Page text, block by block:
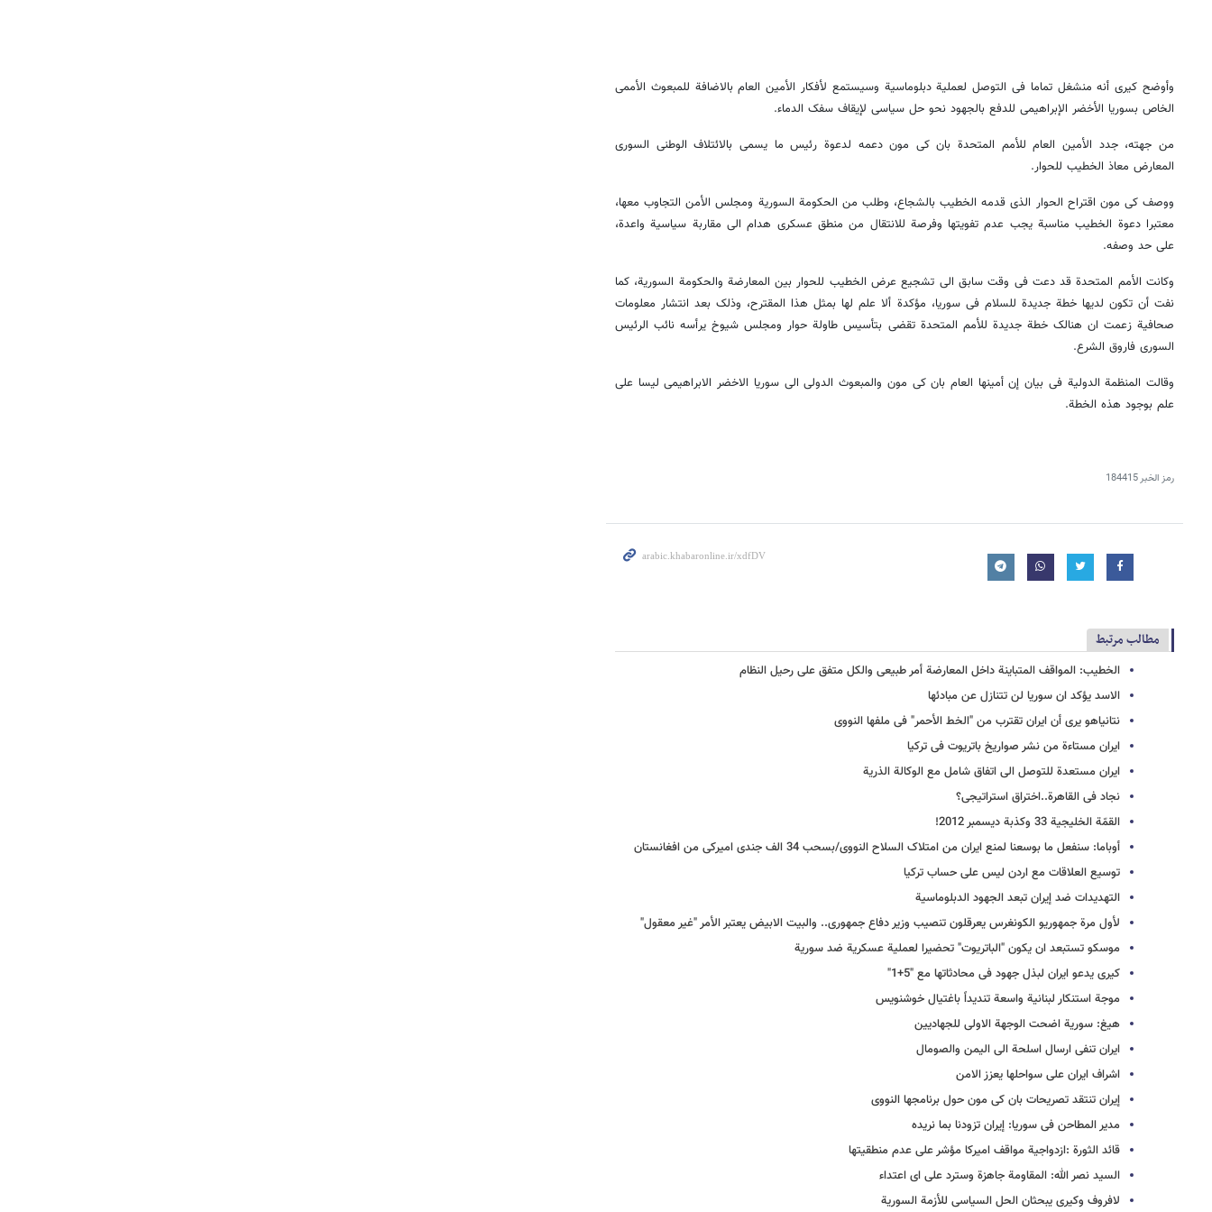
وأوضح کیری أنه منشغل تماما فی التوصل لعملیة دبلوماسیة وسیستمع لأفکار الأمین العام بالاضافة للمبعوث الأممی
الخاص بسوریا الأخضر الإبراهیمی للدفع بالجهود نحو حل سیاسی لإیقاف سفک الدماء.
من جهته، جدد الأمین العام للأمم المتحدة بان کی مون دعمه لدعوة رئیس ما یسمى بالائتلاف الوطنی السوری
المعارض معاذ الخطیب للحوار.
ووصف کی مون اقتراح الحوار الذی قدمه الخطیب بالشجاع، وطلب من الحکومة السوریة ومجلس الأمن التجاوب معها،
معتبرا دعوة الخطیب مناسبة یجب عدم تفویتها وفرصة للانتقال من منطق عسکری هدام الى مقاربة سیاسیة واعدة،
على حد وصفه.
وکانت الأمم المتحدة قد دعت فی وقت سابق الى تشجیع عرض الخطیب للحوار بین المعارضة والحکومة السوریة، کما
نفت أن تکون لدیها خطة جدیدة للسلام فی سوریا، مؤکدة ألا علم لها بمثل هذا المقترح، وذلک بعد انتشار معلومات
صحافیة زعمت ان هنالک خطة جدیدة للأمم المتحدة تقضی بتأسیس طاولة حوار ومجلس شیوخ یرأسه نائب الرئیس
السوری فاروق الشرع.
وقالت المنظمة الدولیة فی بیان إن أمینها العام بان کی مون والمبعوث الدولی الى سوریا الاخضر الابراهیمی لیسا على
علم بوجود هذه الخطة.
رمز الخبر184415
مطالب مرتبط
الخطیب: المواقف المتباینة داخل المعارضة أمر طبیعی والکل متفق على رحیل النظام
الاسد یؤکد ان سوریا لن تتنازل عن مبادئها
نتانیاهو یرى أن ایران تقترب من "الخط الأحمر" فی ملفها النووی
ایران مستاءة من نشر صواریخ باتریوت فی ترکیا
ایران مستعدة للتوصل الى اتفاق شامل مع الوکالة الذریة
نجاد فی القاهرة..اختراق استراتیجی؟
القمّة الخلیجیة 33 وکذبة دیسمبر 2012!
أوباما: سنفعل ما بوسعنا لمنع ایران من امتلاک السلاح النووی/بسحب 34 الف جندی امیرکی من افغانستان
توسیع العلاقات مع اردن لیس علی حساب ترکیا
التهدیدات ضد إیران تبعد الجهود الدبلوماسیة
لأول مرة جمهوریو الکونغرس یعرقلون تنصیب وزیر دفاع جمهوری.. والبیت الابیض یعتبر الأمر "غیر معقول"
موسکو تستبعد ان یکون "الباتریوت" تحضیرا لعملیة عسکریة ضد سوریة
کیری یدعو ایران لبذل جهود فی محادثاتها مع "5+1"
موجة استنکار لبنانیة واسعة تندیداً باغتیال خوشنویس
هیغ: سوریة اضحت الوجهة الاولى للجهادیین
ایران تنفی ارسال اسلحة الى الیمن والصومال
اشراف ایران على سواحلها یعزز الامن
إیران تنتقد تصریحات بان کی مون حول برنامجها النووی
مدیر المطاحن فی سوریا: إیران تزودنا بما نریده
قائد الثورة :ازدواجیة مواقف امیرکا مؤشر على عدم منطقیتها
السید نصر الله: المقاومة جاهزة وسترد على ای اعتداء
لافروف وکیری یبحثان الحل السیاسی للأزمة السوریة